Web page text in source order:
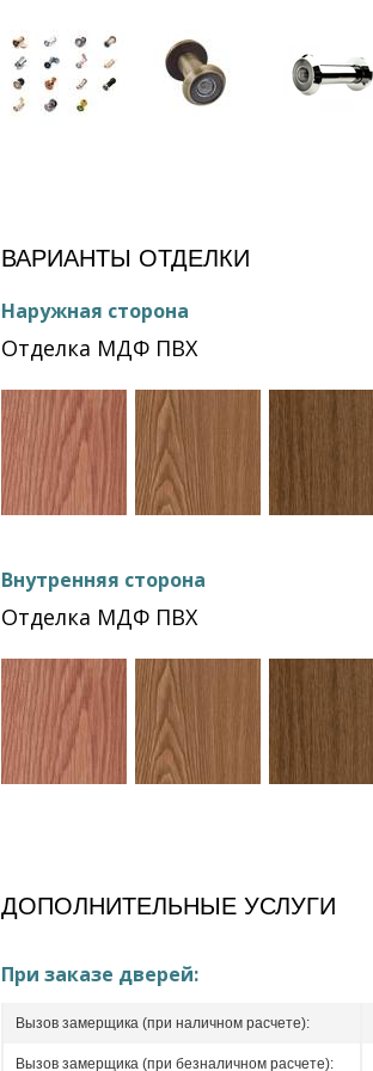
ВАРИАНТЫ ОТДЕЛКИ
Наружная сторона
Отделка МДФ ПВХ
Внутренняя сторона
Отделка МДФ ПВХ
ДОПОЛНИТЕЛЬНЫЕ УСЛУГИ
При заказе дверей:
Вызов замерщика (при наличном расчете):
Вызов замерщика (при безналичном расчете):